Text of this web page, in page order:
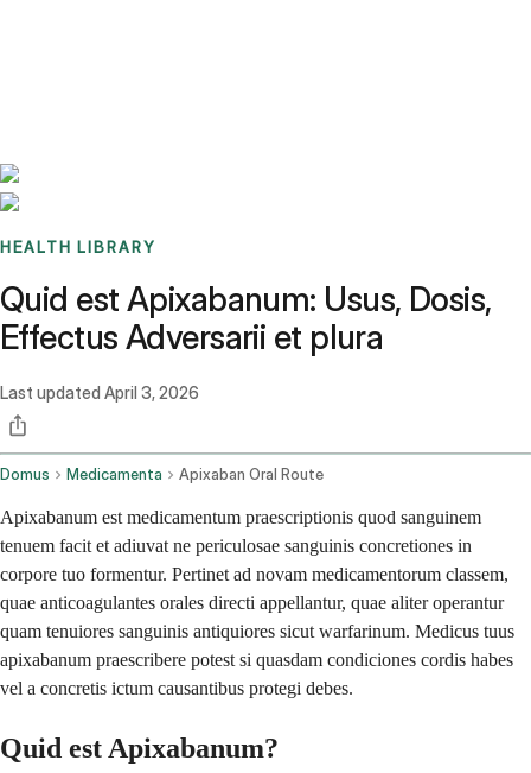
HEALTH LIBRARY
Quid est Apixabanum: Usus, Dosis,
Effectus Adversarii et plura
Last updated April 3, 2026
Domus Medicamenta Apixaban Oral Route
Apixabanum est medicamentum praescriptionis quod sanguinem
tenuem facit et adiuvat ne periculosae sanguinis concretiones in
corpore tuo formentur. Pertinet ad novam medicamentorum classem,
quae anticoagulantes orales directi appellantur, quae aliter operantur
quam tenuiores sanguinis antiquiores sicut warfarinum. Medicus tuus
apixabanum praescribere potest si quasdam condiciones cordis habes
vel a concretis ictum causantibus protegi debes.
Quid est Apixabanum?